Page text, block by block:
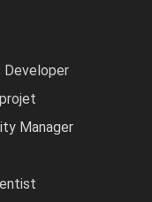
Developer
Manager